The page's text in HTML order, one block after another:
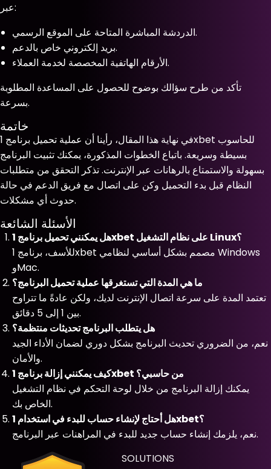
عبر:
الدردشة المباشرة المتاحة على الموقع الرسمي.
بريد إلكتروني خاص بالدعم.
الأرقام الهاتفية المخصصة لخدمة العملاء.
تأكد من طرح سؤالك بوضوح للحصول على المساعدة المطلوبة
بسرعة.
خاتمة
في نهاية هذا المقال، رأينا أن عملية تحميل برنامج 1xbet للحاسوب
بسيطة وسريعة. باتباع الخطوات المذكورة، يمكنك تثبيت البرنامج
بسهولة والاستمتاع بالرهانات عبر الإنترنت. تذكر التحقق من متطلبات
النظام قبل بدء التحميل وكن على اتصال مع فريق الدعم في حالة
حدوث أي مشكلات.
الأسئلة الشائعة
هل يمكنني تحميل برنامج 1xbet على نظام التشغيل Linux؟
للأسف، برنامج 1xbet مصمم بشكل أساسي لنظامي Windows
وMac.
ما هي المدة التي تستغرقها عملية تحميل البرنامج؟
تعتمد المدة على سرعة اتصال الإنترنت لديك، ولكن عادةً ما تتراوح
بين 1 إلى 5 دقائق.
هل يتطلب البرنامج تحديثات منتظمة؟
نعم، من الضروري تحديث البرنامج بشكل دوري لضمان الأداء الجيد
والأمان.
كيف يمكنني إزالة برنامج 1xbet من حاسبي؟
يمكنك إزالة البرنامج من خلال لوحة التحكم في نظام التشغيل
الخاص بك.
هل أحتاج لإنشاء حساب للبدء في استخدام 1xbet؟
نعم، يلزمك إنشاء حساب جديد للبدء في المراهنات عبر البرنامج.
SOLUTIONS